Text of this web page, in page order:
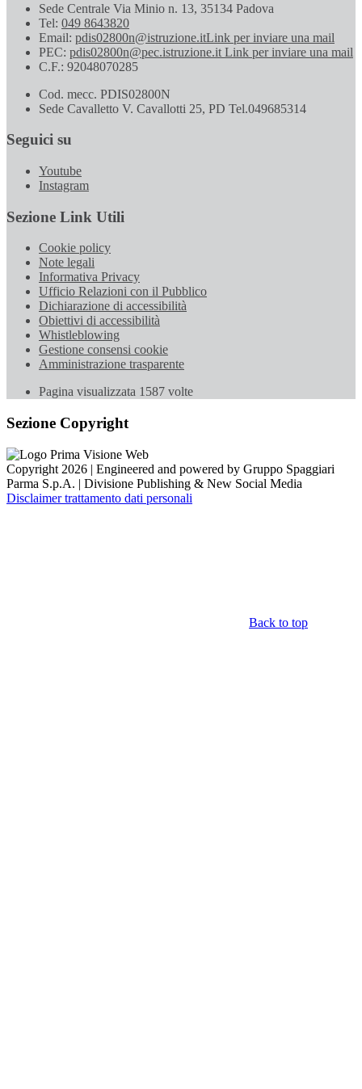
Sede Centrale Via Minio n. 13, 35134 Padova
Tel: 049 8643820
Email: pdis02800n@istruzione.itLink per inviare una mail
PEC: pdis02800n@pec.istruzione.it Link per inviare una mail
C.F.: 92048070285
Cod. mecc. PDIS02800N
Sede Cavalletto V. Cavallotti 25, PD Tel.049685314
Seguici su
Youtube
Instagram
Sezione Link Utili
Cookie policy
Note legali
Informativa Privacy
Ufficio Relazioni con il Pubblico
Dichiarazione di accessibilità
Obiettivi di accessibilità
Whistleblowing
Gestione consensi cookie
Amministrazione trasparente
Pagina visualizzata 1587 volte
Sezione Copyright
Copyright 2026 | Engineered and powered by Gruppo Spaggiari
Parma S.p.A. | Divisione Publishing & New Social Media
Disclaimer trattamento dati personali
Back to top